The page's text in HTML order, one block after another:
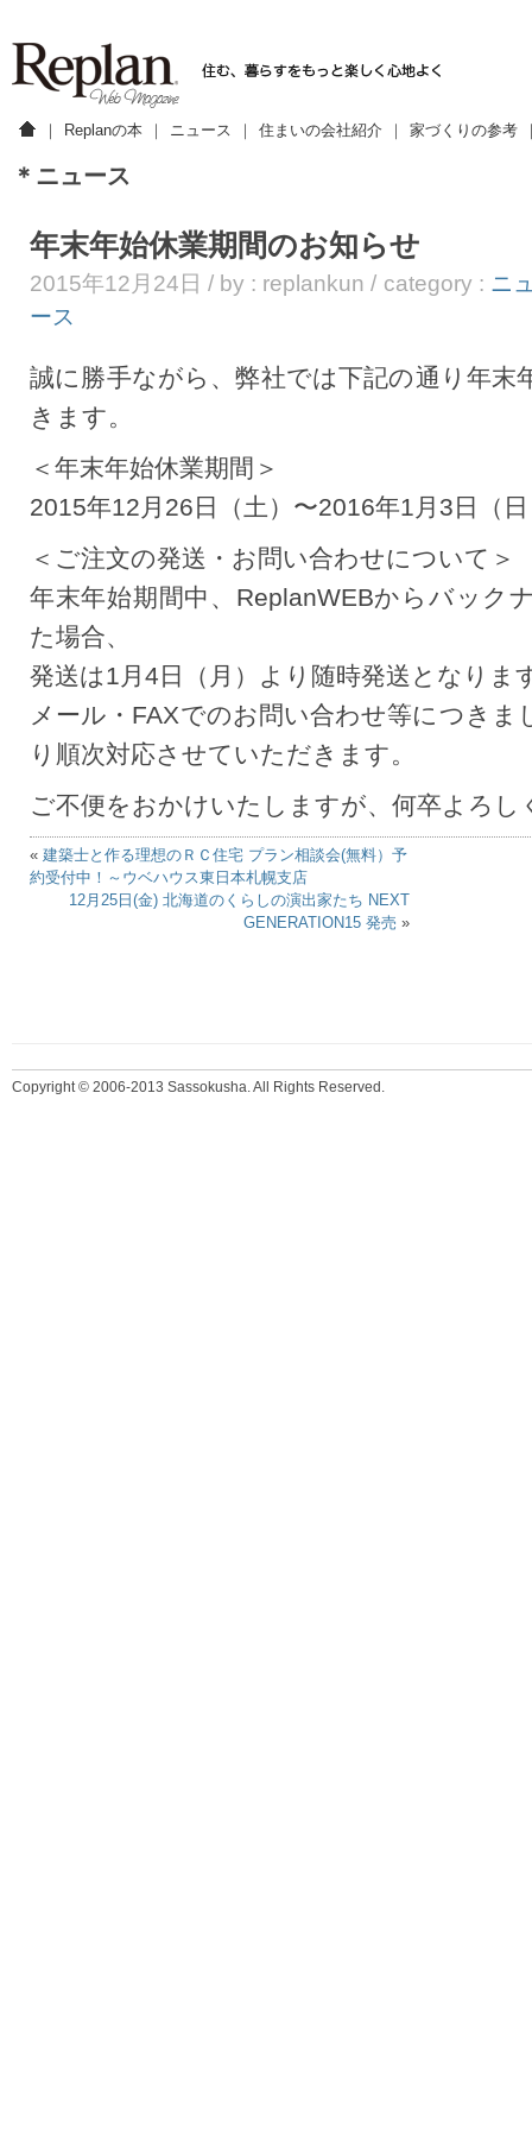
｜ Replanの本 ｜ ニュース ｜ 住まいの会社紹介 ｜ 家づくりの参考
＊ニュース
年末年始休業期間のお知らせ
2015年12月24日 / by : replankun / category : ニ
ース
誠に勝手ながら、弊社では下記の通り年末
きます。
＜年末年始休業期間＞
2015年12月26日（土）〜2016年1月3日（
＜ご注文の発送・お問い合わせについて＞
年末年始期間中、ReplanWEBからバック
た場合、
発送は1月4日（月）より随時発送となりま
メール・FAXでのお問い合わせ等につきま
り順次対応させていただきます。
ご不便をおかけいたしますが、何卒よろ
« 建築士と作る理想のＲＣ住宅 プラン相談会(無料）予
約受付中！～ウベハウス東日本札幌支店
12月25日(金) 北海道のくらしの演出家たち NEXT
GENERATION15 発売 »
Copyright © 2006-2013 Sassokusha. All Rights Reserved.